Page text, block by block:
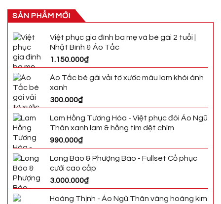
SẢN PHẨM MỚI
Việt phục gia đình ba mẹ và bé gái 2 tuổi |
Nhật Bình & Áo Tấc
1.150.000₫
Áo Tấc bé gái vải tơ xước màu lam khói ánh
xanh
300.000₫
Lam Hồng Tương Hòa - Việt phục đôi Áo Ngũ
Thân xanh lam & hồng tím dệt chìm
990.000₫
Long Bào & Phượng Bào - Fullset Cổ phục
cưới cao cấp
3.000.000₫
Hoàng Thịnh - Áo Ngũ Thân vàng hoàng kim